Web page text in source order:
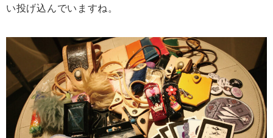
い投げ込んでいますね。